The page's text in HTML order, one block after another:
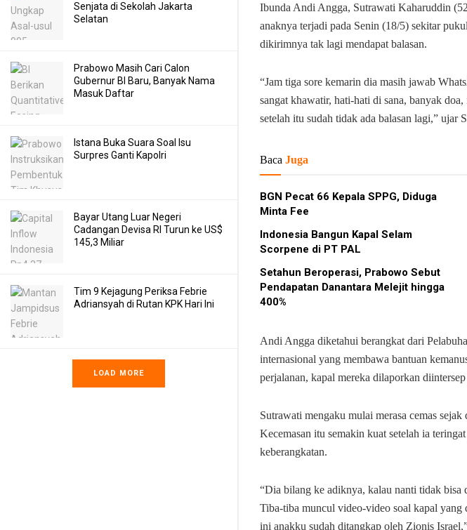
Senjata di Sekolah Jakarta
Selatan
Prabowo Masih Cari Calon
Gubernur BI Baru, Banyak Nama
Masuk Daftar
Istana Buka Suara Soal Isu
Surpres Ganti Kapolri
Bayar Utang Luar Negeri
Cadangan Devisa RI Turun ke US$
145,3 Miliar
Tim 9 Kejagung Periksa Febrie
Adriansyah di Rutan KPK Hari Ini
LOAD MORE
Ibunda Andi Angga, Sutrawati Kaharuddin
anaknya terjadi pada Senin (18/5) sekitar
dikirimnya tak lagi mendapat balasan.
“Jam tiga sore kemarin dia masih jawab
sangat khawatir, hati-hati di sana, banyak
setelah itu sudah tidak ada balasan lagi,” ujar
Baca Juga
BGN Pecat 66 Kepala SPPG, Diduga
Minta Fee
Indonesia Bangun Kapal Selam
Scorpene di PT PAL
Setahun Beroperasi, Prabowo Sebut
Pendapatan Danantara Melejit hingga
400%
Andi Angga diketahui berangkat dari
internasional yang membawa bantuan
perjalanan, kapal mereka dilaporkan
Sutrawati mengaku mulai merasa cemas
Kecemasan itu semakin kuat setelah ia
keberangkatan.
“Dia bilang ke adiknya, kalau nanti tidak bisa
Tiba-tiba muncul video-video soal kapal
ini anakku sudah ditangkap oleh Zionis